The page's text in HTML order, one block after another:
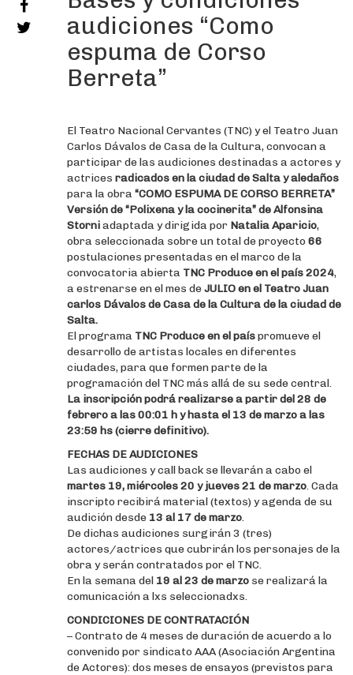
audiciones “Como
espuma de Corso
Berreta”
El Teatro Nacional Cervantes (TNC) y el Teatro Juan
Carlos Dávalos de Casa de la Cultura, convocan a
participar de las audiciones destinadas a actores y
actrices radicados en la ciudad de Salta y aledaños
para la obra“COMO ESPUMA DE CORSO BERRETA”
Versión de “Polixena y la cocinerita” de Alfonsina
Storniadaptada y dirigida por Natalia Aparicio,
obra seleccionada sobre un total de proyecto 66
postulaciones presentadas en el marco de la
convocatoria abierta TNC Produce en el país 2024,
a estrenarse en el mes deJULIO en el Teatro Juan
carlos Dávalos de Casa de la Cultura de la ciudad de
Salta.
El programa TNC Produce en el paíspromueve el
desarrollo de artistas locales en diferentes
ciudades, para que formen parte de la
programación del TNC más allá de su sede central.
La inscripción podrá realizarse a partir del 28 de
febrero a las 00:01 h y hasta el 13 de marzo a las
23:59 hs (cierre definitivo).
FECHAS DE AUDICIONES
Las audiciones y call back se llevarán a cabo el
martes 19, miércoles 20 y jueves 21 de marzo. Cada
inscripto recibirá material (textos) y agenda de su
audición desde 13 al 17 de marzo.
De dichas audiciones surgirán 3 (tres)
actores/actrices que cubrirán los personajes de la
obra y serán contratados por el TNC.
En la semana del 19 al 23 de marzo se realizará la
comunicación a lxs seleccionadxs.
CONDICIONES DE CONTRATACIÓN
– Contrato de 4 meses de duración de acuerdo a lo
convenido por sindicato AAA (Asociación Argentina
de Actores): dos meses de ensayos (previstos para